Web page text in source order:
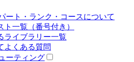
ート・ランク・コースについて
ト一覧（番号付き）
ライブラリー一覧
よくある質問
ーティング